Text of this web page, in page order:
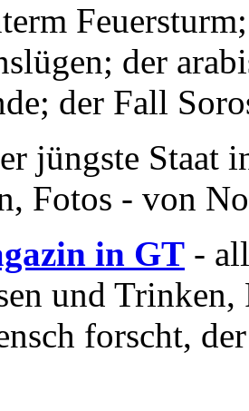
der
der Fall
jüngste Staat
Fotos - von
in GT -
und
forscht,